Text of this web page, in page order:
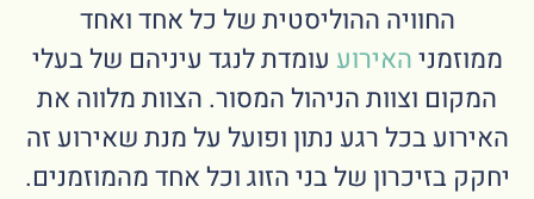
החוויה ההוליסטית של כל אחד ואחד
ממוזמניהאירוע עומדת לנגד עיניהם של בעלי
המקום וצוות הניהול המסור. הצוות מלווה את
האירוע בכל רגע נתון ופועל על מנת שאירוע זה
יחקק בזיכרון של בני הזוג וכל אחד מהמוזמנים.